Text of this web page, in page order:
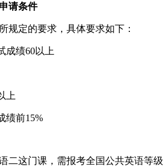
请条件
规定的要求，具体要求如下：
成绩60以上
上
绩前15%
二这门课，需报考全国公共英语等级